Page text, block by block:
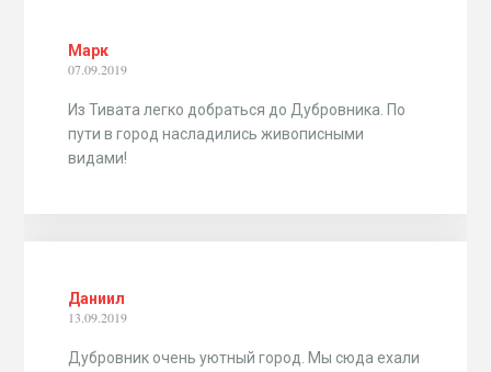
Марк
07.09.2019
Из Тивата легко добраться до Дубровника. По
пути в город насладились живописными
видами!
Даниил
13.09.2019
Дубровник очень уютный город. Мы сюда ехали